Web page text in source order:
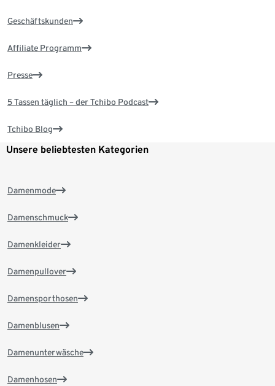
Geschäftskunden
Affiliate Programm
Presse
5 Tassen täglich – der Tchibo Podcast
Tchibo Blog
Unsere beliebtesten Kategorien
Damenmode
Damenschmuck
Damenkleider
Damenpullover
Damensporthosen
Damenblusen
Damenunterwäsche
Damenhosen